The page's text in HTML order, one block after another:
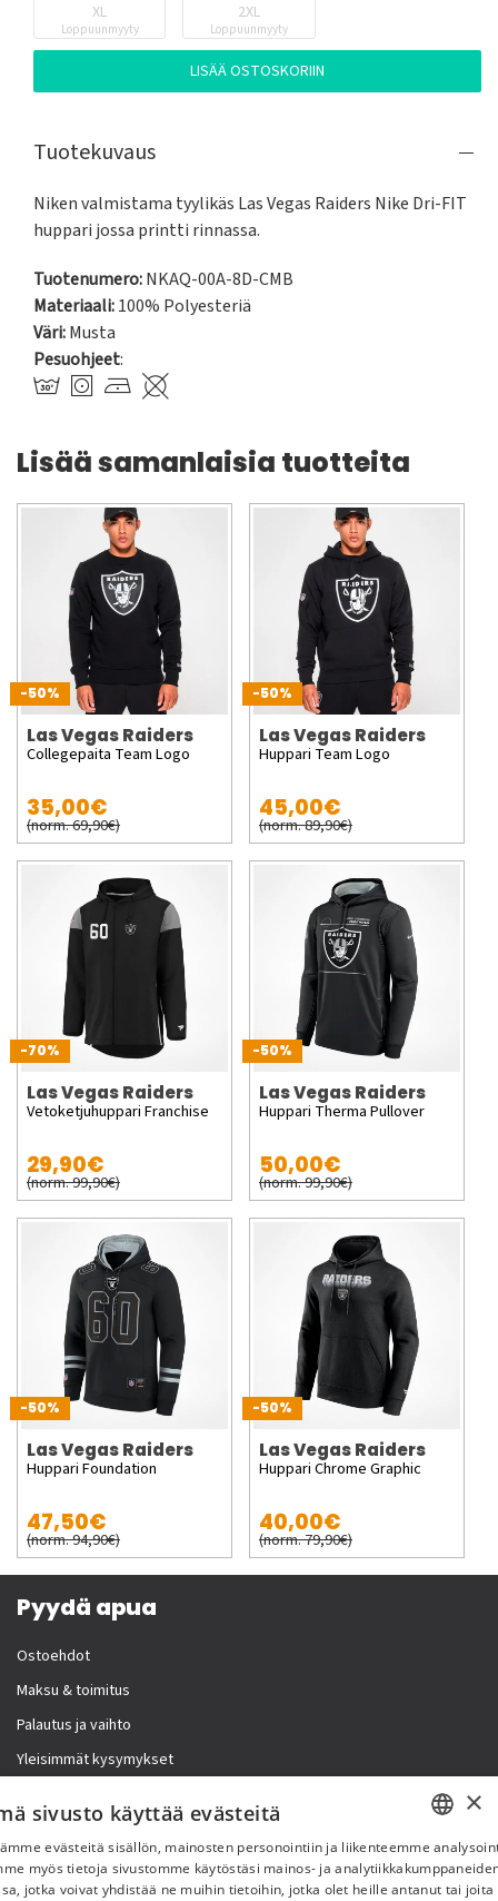
XL
Loppuunmyyty
2XL
Loppuunmyyty
LISÄÄ OSTOSKORIIN
Tuotekuvaus
Niken valmistama tyylikäs Las Vegas Raiders Nike Dri-FIT
huppari jossa printti rinnassa.
Tuotenumero:NKAQ-00A-8D-CMB
Materiaali:100% Polyesteriä
Väri:Musta
Pesuohjeet:
Lisää samanlaisia tuotteita
-50%
Las Vegas Raiders
Collegepaita Team Logo
35,00€
(norm. 69,90€)
-50%
Las Vegas Raiders
Huppari Team Logo
45,00€
(norm. 89,90€)
-70%
Las Vegas Raiders
Vetoketjuhuppari Franchise
29,90€
(norm. 99,90€)
-50%
Las Vegas Raiders
Huppari Therma Pullover
50,00€
(norm. 99,90€)
-50%
Las Vegas Raiders
Huppari Foundation
47,50€
(norm. 94,90€)
-50%
Las Vegas Raiders
Huppari Chrome Graphic
40,00€
(norm. 79,90€)
Pyydä apua
Ostoehdot
Maksu & toimitus
Palautus ja vaihto
Yleisimmät kysymykset
Lisää meistä
Yritystiedot
×
sivusto käyttää evästeitä
evästeitä sisällön, mainosten personointiin ja liikenteemme
myös tietoja sivustomme käytöstäsi mainos- ja
jotka voivat yhdistää ne muihin tietoihin, jotka olet heille antanut tai joita